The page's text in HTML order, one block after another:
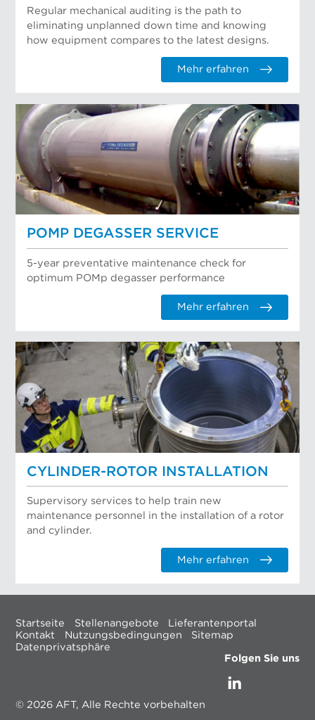
Regular mechanical auditing is the path to
eliminating unplanned down time and knowing
how equipment compares to the latest designs.
Mehr erfahren
POMP DEGASSER SERVICE
5-year preventative maintenance check for
optimum POMp degasser performance
Mehr erfahren
CYLINDER-ROTOR INSTALLATION
Supervisory services to help train new
maintenance personnel in the installation of a rotor
and cylinder.
Mehr erfahren
Startseite Stellenangebote
Lieferantenportal
Kontakt
Nutzungsbedingungen
Sitemap
Datenprivatsphäre
Folgen Sie uns
© 2026 AFT, Alle Rechte vorbehalten